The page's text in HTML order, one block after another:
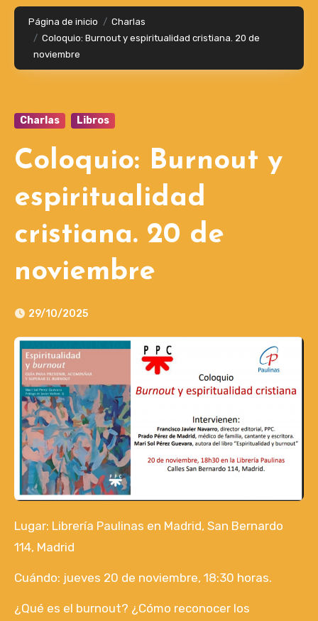
Página de inicio
Charlas
Coloquio: Burnout y espiritualidad cristiana. 20 de
noviembre
Charlas Libros
Coloquio: Burnout y
espiritualidad
cristiana. 20 de
noviembre
29/10/2025
Lugar: Librería Paulinas en Madrid, San Bernardo
114, Madrid
Cuándo: jueves 20 de noviembre, 18:30 horas.
¿Qué es el burnout? ¿Cómo reconocer los